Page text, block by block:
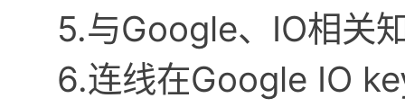
5.与Google、IO相关
6.连线在Google IO